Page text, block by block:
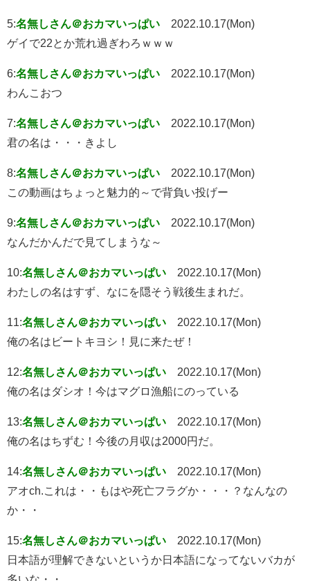
5:名無しさん＠おカマいっぱい
2022.10.17(Mon)
ゲイで22とか荒れ過ぎわろｗｗｗ
6:名無しさん＠おカマいっぱい
2022.10.17(Mon)
わんこおつ
7:名無しさん＠おカマいっぱい
2022.10.17(Mon)
君の名は・・・きよし
8:名無しさん＠おカマいっぱい
2022.10.17(Mon)
この動画はちょっと魅力的～で背負い投げー
9:名無しさん＠おカマいっぱい
2022.10.17(Mon)
なんだかんだで見てしまうな～
10:名無しさん＠おカマいっぱい
2022.10.17(Mon)
わたしの名はすず、なにを隠そう戦後生まれだ。
11:名無しさん＠おカマいっぱい
2022.10.17(Mon)
俺の名はビートキヨシ！見に来たぜ！
12:名無しさん＠おカマいっぱい
2022.10.17(Mon)
俺の名はダシオ！今はマグロ漁船にのっている
13:名無しさん＠おカマいっぱい
2022.10.17(Mon)
俺の名はちずむ！今後の月収は2000円だ。
14:名無しさん＠おカマいっぱい
2022.10.17(Mon)
アオch.これは・・もはや死亡フラグか・・・？なんなの
か・・
15:名無しさん＠おカマいっぱい
2022.10.17(Mon)
日本語が理解できないというか日本語になってないバカが